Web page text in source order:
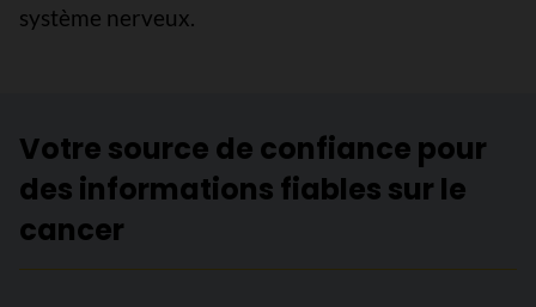
système nerveux.
Votre source de confiance pour
des informations fiables sur le
cancer